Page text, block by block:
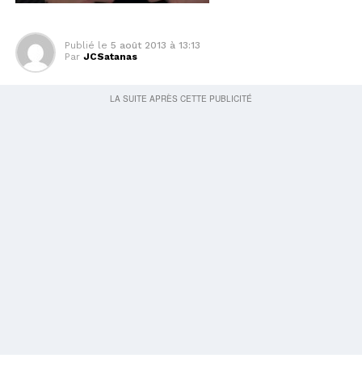
Publié le 5 août 2013 à 13:13
Par JCSatanas